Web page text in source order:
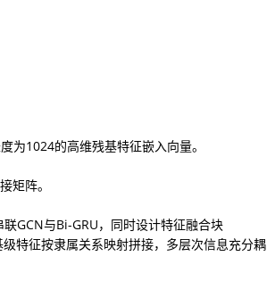
为1024的高维残基特征嵌入向量。
矩阵。
GCN与Bi-GRU，同时设计特征融合块
特征按隶属关系映射拼接，多层次信息充分耦